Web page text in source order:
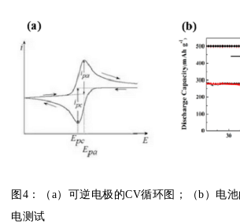
图4：（a）可逆电极的CV循环图；（b）电
电测试